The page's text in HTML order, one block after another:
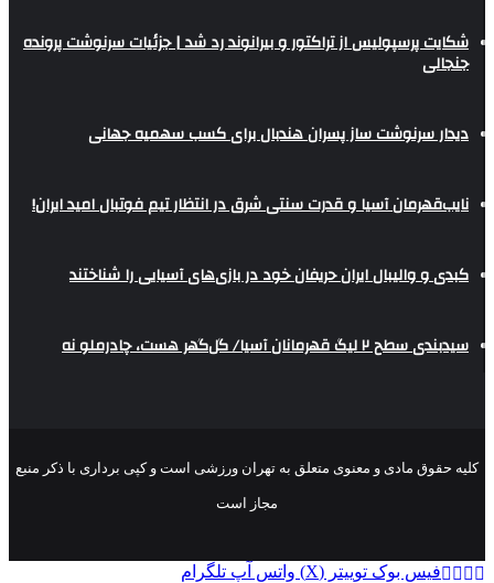
شکایت پرسپولیس از تراکتور و بیرانوند رد شد | جزئیات سرنوشت پرونده
جنجالی
دیدار سرنوشت ساز پسران هندبال برای کسب سهمیه جهانی
نایب‌قهرمان آسیا و قدرت سنتی شرق در انتظار تیم فوتبال امید ایران!
کبدی و والیبال ایران حریفان خود در بازی‌های آسیایی را شناختند
سیدبندی سطح ۲ لیگ قهرمانان آسیا/ گل‌گهر هست، چادرملو نه
کلیه حقوق مادی و معنوی متعلق به تهران ورزشی است و کپی برداری با ذکر منبع
مجاز است
فیس بوک توییتر (X) واتس آپ تلگرام